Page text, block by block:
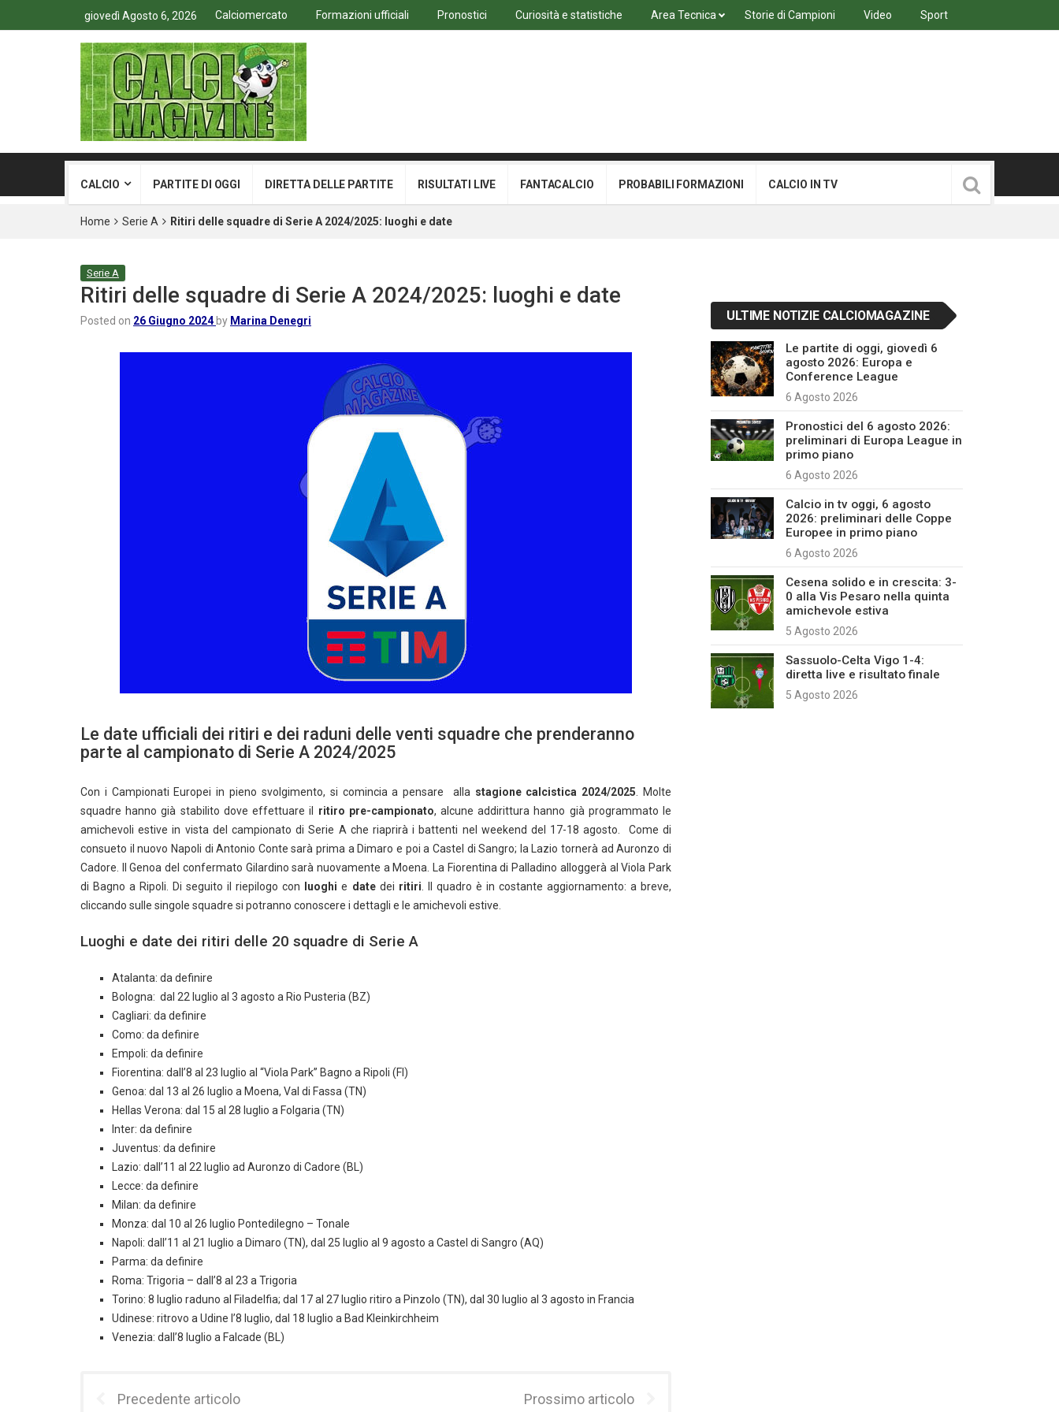
giovedì Agosto 6, 2026 Calciomercato Formazioni ufficiali Pronostici Curiosità e statistiche Area Tecnica Storie di Campioni Video Sport
CALCIO PARTITE DI OGGI DIRETTA DELLE PARTITE RISULTATI LIVE FANTACALCIO PROBABILI FORMAZIONI CALCIO IN TV
Home Serie A Ritiri delle squadre di Serie A 2024/2025: luoghi e date
Serie A
Ritiri delle squadre di Serie A 2024/2025: luoghi e date
Posted on 26 Giugno 2024 by Marina Denegri
Le date ufficiali dei ritiri e dei raduni delle venti squadre che prenderanno
parte al campionato di Serie A 2024/2025
Con i Campionati Europei in pieno svolgimento, si comincia a pensare alla stagione calcistica 2024/2025 . Molte
squadre hanno già stabilito dove effettuare il ritiro pre-campionato, alcune addirittura hanno già programmato le
amichevoli estive in vista del campionato di Serie A che riaprirà i battenti nel weekend del 17-18 agosto. Come di
consueto il nuovo Napoli di Antonio Conte sarà prima a Dimaro e poi a Castel di Sangro; la Lazio tornerà ad Auronzo di
Cadore. Il Genoa del confermato Gilardino sarà nuovamente a Moena. La Fiorentina di Palladino alloggerà al Viola Park
di Bagno a Ripoli. Di seguito il riepilogo con
luoghi e datedei ritiri . Il quadro è in costante aggiornamento: a breve,
cliccando sulle singole squadre si potranno conoscere i dettagli e le amichevoli estive.
Luoghi e date dei ritiri delle 20 squadre di Serie A
Atalanta: da definire
Bologna: dal 22 luglio al 3 agosto a Rio Pusteria (BZ)
Cagliari: da definire
Como: da definire
Empoli: da definire
Fiorentina: dall’8 al 23 luglio al “Viola Park” Bagno a Ripoli (FI)
Genoa: dal 13 al 26 luglio a Moena, Val di Fassa (TN)
Hellas Verona: dal 15 al 28 luglio a Folgaria (TN)
Inter: da definire
Juventus: da definire
Lazio: dall’11 al 22 luglio ad Auronzo di Cadore (BL)
Lecce: da definire
Milan: da definire
Monza: dal 10 al 26 luglio Pontedilegno – Tonale
Napoli: dall’11 al 21 luglio a Dimaro (TN), dal 25 luglio al 9 agosto a Castel di Sangro (AQ)
Parma: da definire
Roma: Trigoria – dall’8 al 23 a Trigoria
Torino: 8 luglio raduno al Filadelfia; dal 17 al 27 luglio ritiro a Pinzolo (TN), dal 30 luglio al 3 agosto in Francia
Udinese: ritrovo a Udine l’8 luglio, dal 18 luglio a Bad Kleinkirchheim
Venezia: dall’8 luglio a Falcade (BL)
Precedente articolo Prossimo articolo
ULTIME NOTIZIE CALCIOMAGAZINE
Le partite di oggi, giovedì 6
agosto 2026: Europa e
Conference League
6 Agosto 2026
Pronostici del 6 agosto 2026:
preliminari di Europa League in
primo piano
6 Agosto 2026
Calcio in tv oggi, 6 agosto
2026: preliminari delle Coppe
Europee in primo piano
6 Agosto 2026
Cesena solido e in crescita: 3-
0 alla Vis Pesaro nella quinta
amichevole estiva
5 Agosto 2026
Sassuolo-Celta Vigo 1-4:
diretta live e risultato finale
5 Agosto 2026